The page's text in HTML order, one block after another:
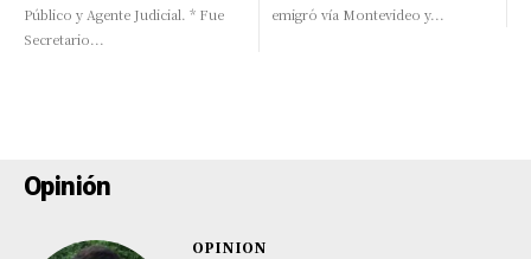
Público y Agente Judicial. * Fue
Secretario...
emigró vía Montevideo y...
Opinión
OPINION